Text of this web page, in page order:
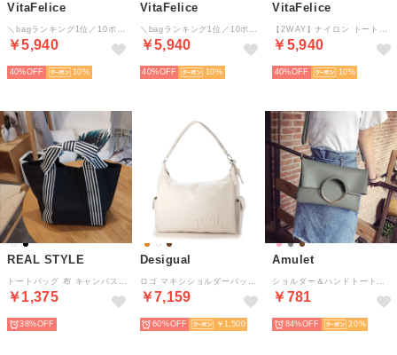
VitaFelice
￥5,940
40% 10
VitaFelice
￥5,940
40% 10
VitaFelice
￥5,940
40% 10
REAL STYLE
￥1,375
38%
Desigual
￥7,159
60% ￥1,500
Amulet
￥781
84% 20